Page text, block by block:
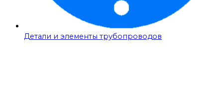
Детали и элементы трубопроводов